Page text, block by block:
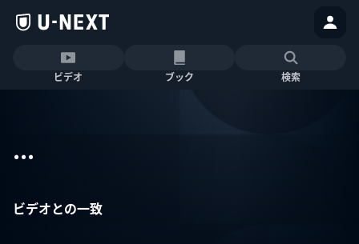
ビデオ ブック 検索
...
ビデオとの一致